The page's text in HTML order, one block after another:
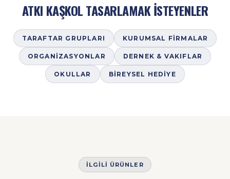
ATKI KAŞKOL TASARLAMAK İSTEYENLER
TARAFTAR GRUPLARI KURUMSAL FIRMALAR
ORGANIZASYONLAR DERNEK & VAKIFLAR
OKULLAR BIREYSEL HEDIYE
İLGILI ÜRÜNLER